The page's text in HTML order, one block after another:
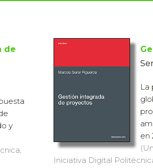
de
y
La
en
Iniciativa Digital